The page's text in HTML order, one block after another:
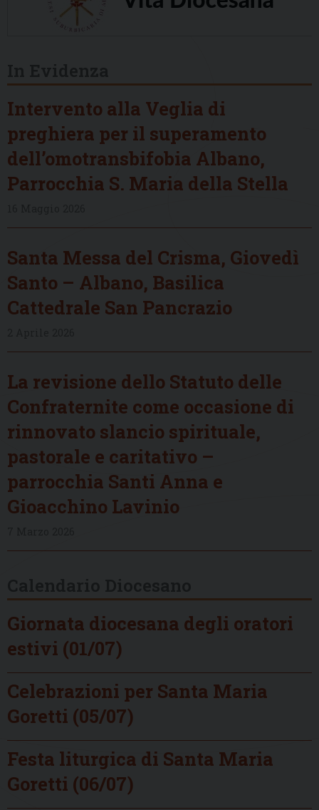
Intervento alla Veglia di
preghiera per il superamento
dell’omotransbifobia Albano,
Parrocchia S. Maria della Stella
Santa Messa del Crisma, Giovedì
Santo – Albano, Basilica
Cattedrale San Pancrazio
La revisione dello Statuto delle
Confraternite come occasione di
rinnovato slancio spirituale,
pastorale e caritativo –
parrocchia Santi Anna e
Gioacchino Lavinio
Giornata diocesana degli oratori
estivi (01/07)
Celebrazioni per Santa Maria
Goretti (05/07)
Festa liturgica di Santa Maria
Goretti (06/07)